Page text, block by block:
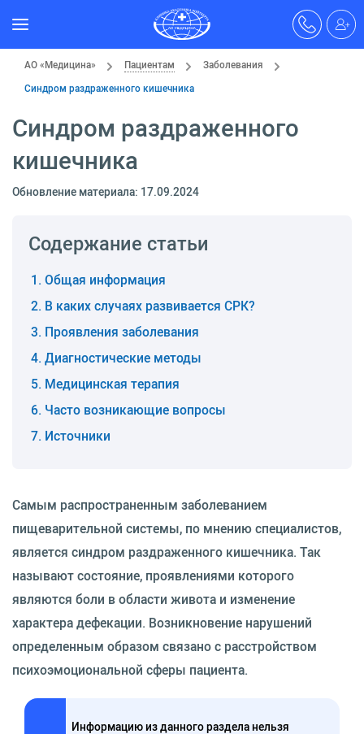
АО «Медицина» Пациентам
Заболевания
Синдром раздраженного кишечника
Синдром раздраженного
кишечника
Обновление материала: 17.09.2024
Содержание статьи
Общая информация
В каких случаях развивается СРК?
Проявления заболевания
Диагностические методы
Медицинская терапия
Часто возникающие вопросы
Источники
Самым распространенным заболеванием
пищеварительной системы, по мнению специалистов,
является синдром раздраженного кишечника. Так
называют состояние, проявлениями которого
являются боли в области живота и изменение
характера дефекации. Возникновение нарушений
определенным образом связано с расстройством
психоэмоциональной сферы пациента.
Информацию из данного раздела нельзя